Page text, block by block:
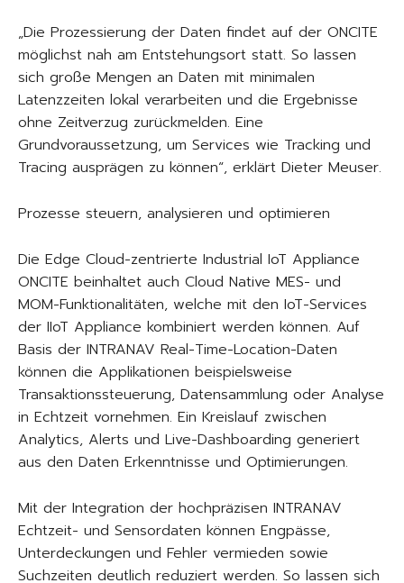
„Die Prozessierung der Daten findet auf der ONCITE
möglichst nah am Entstehungsort statt. So lassen
sich große Mengen an Daten mit minimalen
Latenzzeiten lokal verarbeiten und die Ergebnisse
ohne Zeitverzug zurückmelden. Eine
Grundvoraussetzung, um Services wie Tracking und
Tracing ausprägen zu können“, erklärt Dieter Meuser.
Prozesse steuern, analysieren und optimieren
Die Edge Cloud-zentrierte Industrial IoT Appliance
ONCITE beinhaltet auch Cloud Native MES- und
MOM-Funktionalitäten, welche mit den IoT-Services
der IIoT Appliance kombiniert werden können. Auf
Basis der INTRANAV Real-Time-Location-Daten
können die Applikationen beispielsweise
Transaktionssteuerung, Datensammlung oder Analyse
in Echtzeit vornehmen. Ein Kreislauf zwischen
Analytics, Alerts und Live-Dashboarding generiert
aus den Daten Erkenntnisse und Optimierungen.
Mit der Integration der hochpräzisen INTRANAV
Echtzeit- und Sensordaten können Engpässe,
Unterdeckungen und Fehler vermieden sowie
Suchzeiten deutlich reduziert werden. So lassen sich